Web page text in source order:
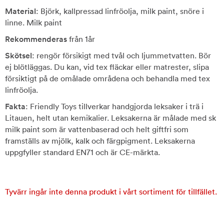
Material: Björk, kallpressad linfröolja, milk paint, snöre i
linne. Milk paint
Rekommenderas från 1år
Skötsel: rengör försikigt med tvål och ljummetvatten. Bör
ej blötläggas. Du kan, vid tex fläckar eller matrester, slipa
försiktigt på de omålade områdena och behandla med tex
linfröolja.
Fakta: Friendly Toys tillverkar handgjorda leksaker i trä i
Litauen, helt utan kemikalier. Leksakerna är målade med sk
milk paint som är vattenbaserad och helt giftfri som
framställs av mjölk, kalk och färgpigment. Leksakerna
uppgfyller standard EN71 och är CE-märkta.
Tyvärr ingår inte denna produkt i vårt sortiment för tillfället.